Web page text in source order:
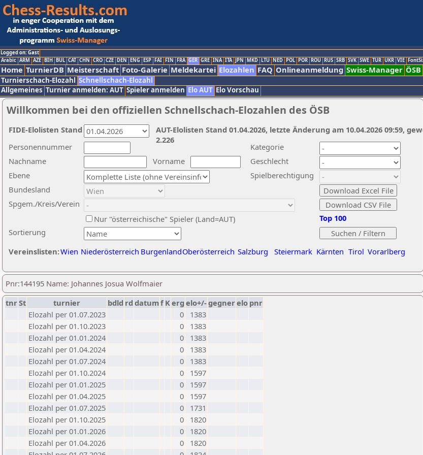
Logged on: Gast
Arabic ARM AZE BIH BUL CAT CHN CRO CZE DEN ENG ESP FAI FIN FRA GER GRE INA ITA JPN MKD LTU NED POL POR ROU RUS SRB SVK SWE TUR UKR VIE
Home TurnierDB Meisterschaft Foto-Galerie Meldekartei Elozahlen FAQ Onlineanmeldung Swiss-Manager ÖSB
Turnierschach-Elozahl Schnellschach-Elozahl
Allgemeines Turnier anmelden: AUT Spieler anmelden Elo AUT Elo Vorschau
Willkommen bei den offiziellen Schnellschach-Elozahlen des ÖSB
Nachname
Vorname
Ebene
Kategorie
Sortierung
Personennummer
Bundesland
Spgem./Kreis/Verein
Geschlecht
Nur "österreichische" Spieler (Land=AUT)
Spielberechtigung
Vereinslisten:Wien Niederösterreich BurgenlandOberösterreich Salzburg Steiermark Kärnten Tirol Vorarlberg
Top 100
AUT-Elolisten Stand 01.04.2026, letzte Änderung am 10.04.2026 09:59,
2.226
FIDE-Elolisten Stand
Pnr:144195 Name: Johannes Josua Wolfmaier
tnrSt turnier bdld rd datumf Kerg elo+/-gegnerelo pnr
Elozahl per 01.07.2023
0
1383
Elozahl per 01.10.2023
0
1383
Elozahl per 01.01.2024
0
1383
Elozahl per 01.04.2024
0
1383
Elozahl per 01.07.2024
0
1383
Elozahl per 01.10.2024
0
1597
Elozahl per 01.01.2025
0
1597
Elozahl per 01.04.2025
0
1597
Elozahl per 01.07.2025
0
1731
Elozahl per 01.10.2025
0
1820
Elozahl per 01.01.2026
0
1820
Elozahl per 01.04.2026
0
1820